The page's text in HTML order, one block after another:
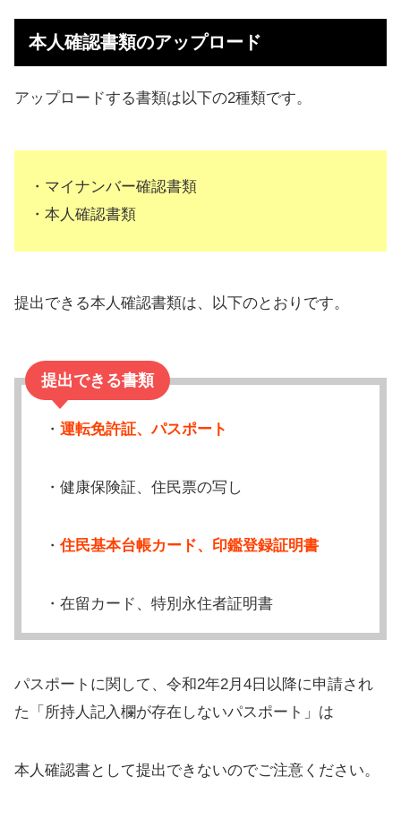
本人確認書類のアップロード
アップロードする書類は以下の2種類です。
・マイナンバー確認書類
・本人確認書類
提出できる本人確認書類は、以下のとおりです。
提出できる書類
・ 運転免許証、パスポート
・健康保険証、住民票の写し
・住民基本台帳カード、印鑑登録証明書
・在留カード、特別永住者証明書
パスポートに関して、令和2年2月4日以降に申請され
た「所持人記入欄が存在しないパスポート」は
本人確認書として提出できないのでご注意ください。